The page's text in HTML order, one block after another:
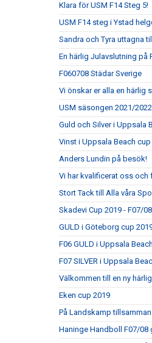
Klara för USM F14 Steg 5!
USM F14 steg i Ystad
Sandra och Tyra uttagna
En härlig Julavslutning på
F060708 Städar Sverige
Vi önskar er alla en härlig
USM säsongen 2021/2022
Guld och Silver i Uppsala
Vinst i Uppsala Beach cup
Anders Lundin på besök!
Vi har kvalificerat oss och
Stort Tack till Alla våra
Skadevi Cup 2019 - F07/
GULD i Göteborg cup
F06 GULD i Uppsala
F07 SILVER i Uppsala
Välkommen till en ny
Eken cup 2019
På Landskamp
Haninge Handboll F07/